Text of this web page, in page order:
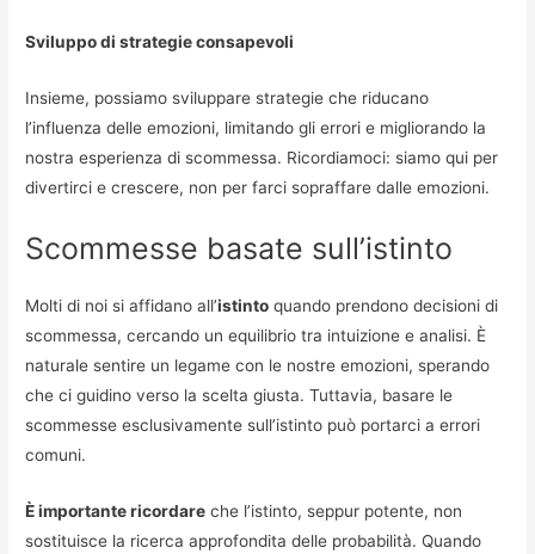
Sviluppo di strategie consapevoli
Insieme, possiamo sviluppare strategie che riducano
l’influenza delle emozioni, limitando gli errori e migliorando la
nostra esperienza di scommessa. Ricordiamoci: siamo qui per
divertirci e crescere, non per farci sopraffare dalle emozioni.
Scommesse basate sull’istinto
Molti di noi si affidano all’istinto quando prendono decisioni di
scommessa, cercando un equilibrio tra intuizione e analisi. È
naturale sentire un legame con le nostre emozioni, sperando
che ci guidino verso la scelta giusta. Tuttavia, basare le
scommesse esclusivamente sull’istinto può portarci a errori
comuni.
È importante ricordare che l’istinto, seppur potente, non
sostituisce la ricerca approfondita delle probabilità. Quando